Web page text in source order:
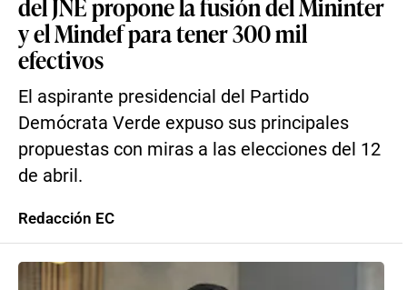
y el Mindef para tener 300 mil
efectivos
El aspirante presidencial del Partido
Demócrata Verde expuso sus principales
propuestas con miras a las elecciones del 12
de abril.
Redacción EC